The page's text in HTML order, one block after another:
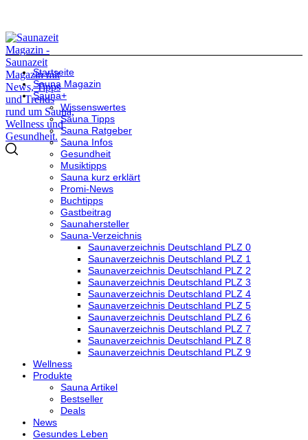
Startseite
Sauna Magazin
Sauna+
Wissenswertes
Sauna Tipps
Sauna Ratgeber
Sauna Infos
Gesundheit
Musiktipps
Sauna kurz erklärt
Promi-News
Buchtipps
Gastbeitrag
Saunahersteller
Sauna-Verzeichnis
Saunaverzeichnis Deutschland PLZ 0
Saunaverzeichnis Deutschland PLZ 1
Saunaverzeichnis Deutschland PLZ 2
Saunaverzeichnis Deutschland PLZ 3
Saunaverzeichnis Deutschland PLZ 4
Saunaverzeichnis Deutschland PLZ 5
Saunaverzeichnis Deutschland PLZ 6
Saunaverzeichnis Deutschland PLZ 7
Saunaverzeichnis Deutschland PLZ 8
Saunaverzeichnis Deutschland PLZ 9
Wellness
Produkte
Sauna Artikel
Bestseller
Deals
News
Gesundes Leben